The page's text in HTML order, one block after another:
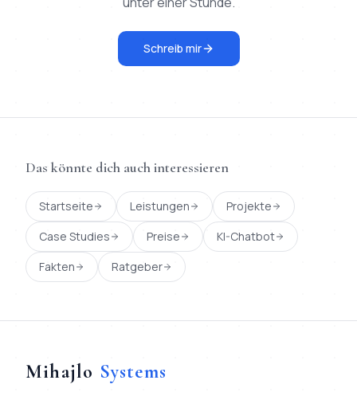
Schreib mir
Das könnte dich auch interessieren
Startseite Leistungen
Projekte
Case Studies
Preise
KI-Chatbot
Fakten
Ratgeber
Mihajlo Systems